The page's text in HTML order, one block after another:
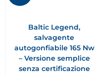
Baltic Legend,
salvagente
autogonfiabile 165 Nw
– Versione semplice
senza certificazione